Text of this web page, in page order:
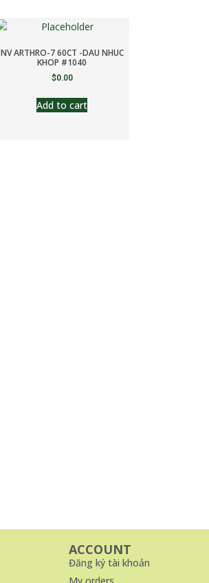
NV ARTHRO-7 60CT -DAU NHUC
KHOP #1040
$0.00
Add to cart
ACCOUNT
Đăng ký tài khoản